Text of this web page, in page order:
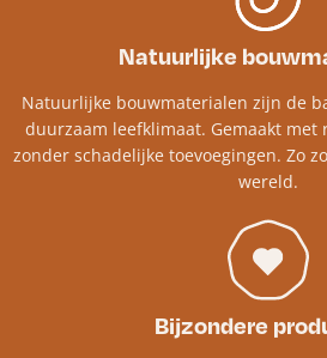
Natuurlijke
Natuurlijke bouwmaterialen zijn de
duurzaam leefklimaat. Gemaakt met
zonder schadelijke toevoegingen. Zo
wereld.
Bijzondere